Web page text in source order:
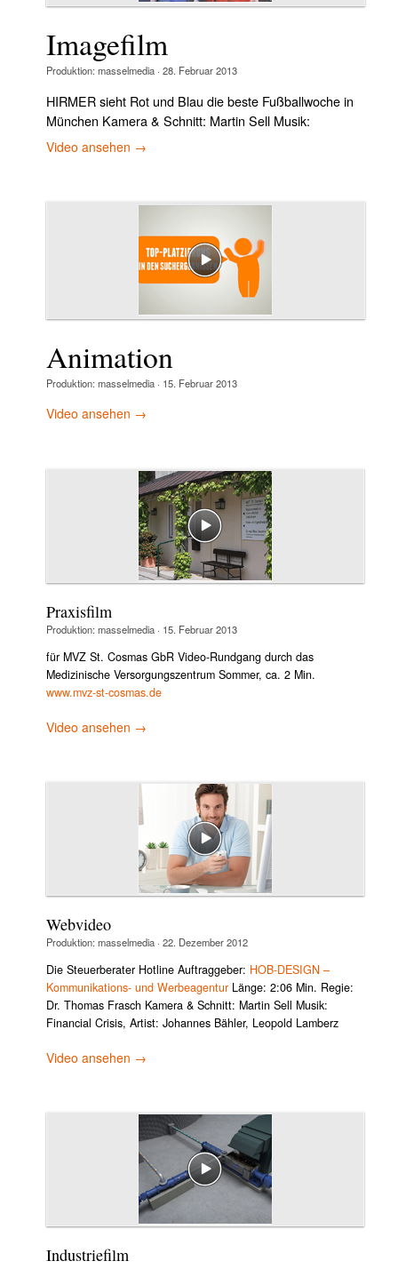
Imagefilm
Produktion: masselmedia· 28. Februar 2013
HIRMER sieht Rot und Blau die beste Fußballwoche in
München Kamera & Schnitt: Martin Sell Musik:
Video ansehen →
Animation
Produktion: masselmedia· 15. Februar 2013
Video ansehen →
Praxisfilm
Produktion: masselmedia· 15. Februar 2013
für MVZ St. Cosmas GbR Video-Rundgang durch das
Medizinische Versorgungszentrum Sommer, ca. 2 Min.
www.mvz-st-cosmas.de
Video ansehen →
Webvideo
Produktion: masselmedia· 22. Dezember 2012
Die Steuerberater Hotline Auftraggeber: HOB-DESIGN –
Kommunikations- und WerbeagenturLänge: 2:06 Min. Regie:
Dr. Thomas Frasch Kamera & Schnitt: Martin Sell Musik:
Financial Crisis, Artist: Johannes Bähler, Leopold Lamberz
Video ansehen →
Industriefilm